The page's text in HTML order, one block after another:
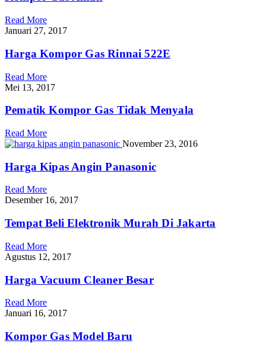
Read More
Januari 27, 2017
Harga Kompor Gas Rinnai 522E
Read More
Mei 13, 2017
Pematik Kompor Gas Tidak Menyala
Read More
November 23, 2016
Harga Kipas Angin Panasonic
Read More
Desember 16, 2017
Tempat Beli Elektronik Murah Di Jakarta
Read More
Agustus 12, 2017
Harga Vacuum Cleaner Besar
Read More
Januari 16, 2017
Kompor Gas Model Baru